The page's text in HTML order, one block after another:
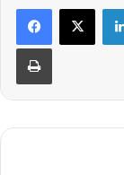
Imprimir